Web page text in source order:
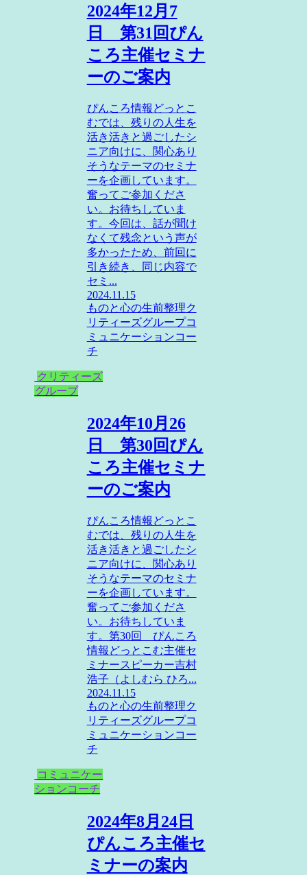
2024年12月7
日 第31回ぴん
ころ主催セミナ
ーのご案内
ぴんころ情報どっとこ
むでは、残りの人生を
活き活きと過ごしたシ
ニア向けに、関心あり
そうなテーマのセミナ
ーを企画しています。
奮ってご参加くださ
い。お待ちしていま
す。今回は、話が聞け
なくて残念という声が
多かったため、前回に
引き続き、同じ内容で
セミ...
2024.11.15
ものと心の生前整理ク
リティーズグループコ
ミュニケーションコー
チ
クリティーズ
グループ
2024年10月26
日 第30回ぴん
ころ主催セミナ
ーのご案内
ぴんころ情報どっとこ
むでは、残りの人生を
活き活きと過ごしたシ
ニア向けに、関心あり
そうなテーマのセミナ
ーを企画しています。
奮ってご参加くださ
い。お待ちしていま
す。第30回 ぴんころ
情報どっとこむ主催セ
ミナースピーカー吉村
浩子（よしむら ひろ...
2024.11.15
ものと心の生前整理ク
リティーズグループコ
ミュニケーションコー
チ
コミュニケー
ションコーチ
2024年8月24日
ぴんころ主催セ
ミナーの案内